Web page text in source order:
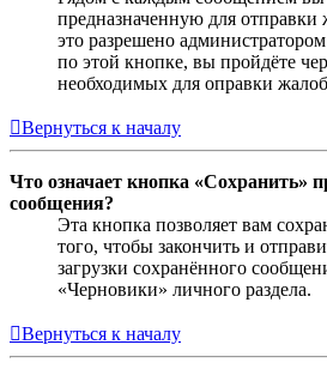
предназначенную для отправки
это разрешено
по этой кнопке, вы пройдёте
необходимых для оправки
Вернуться к началу
Что означает кнопка «Сохранить»
сообщения?
Эта кнопка позволяет вам
того, чтобы закончить и
загрузки сохранённого
«Черновики» личного раздела.
Вернуться к началу